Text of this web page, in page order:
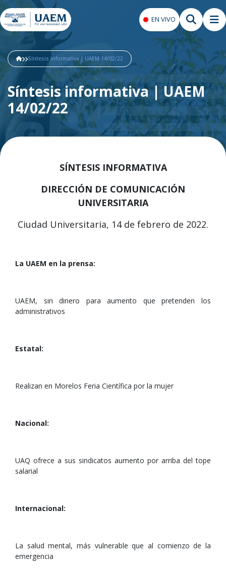
EN VIVO
Síntesis informativa | UAEM 14/02/22
Síntesis informativa | UAEM
14/02/22
SÍNTESIS INFORMATIVA
DIRECCIÓN DE COMUNICACIÓN
UNIVERSITARIA
Ciudad Universitaria, 14 de febrero de 2022.
La UAEM en la prensa:
UAEM, sin dinero para aumento que pretenden los
administrativos
Estatal:
Realizan en Morelos Feria Científica por la mujer
Nacional:
UAQ ofrece a sus sindicatos aumento por arriba del tope
salarial
Internacional:
La salud mental, más vulnerable que al comienzo de la
emergencia